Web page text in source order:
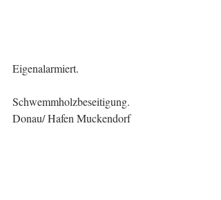
Eigenalarmiert.
Schwemmholzbeseitigung.
Donau/ Hafen Muckendorf